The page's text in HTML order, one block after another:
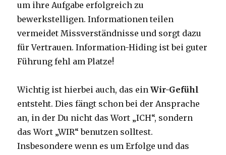
um ihre Aufgabe erfolgreich zu
bewerkstelligen. Informationen teilen
vermeidet Missverständnisse und sorgt dazu
für Vertrauen. Information-Hiding ist bei guter
Führung fehl am Platze!
Wichtig ist hierbei auch, das einWir-Gefühl
entsteht. Dies fängt schon bei der Ansprache
an, in der Du nicht das Wort „ICH“, sondern
das Wort „WIR“ benutzen solltest.
Insbesondere wenn es um Erfolge und das